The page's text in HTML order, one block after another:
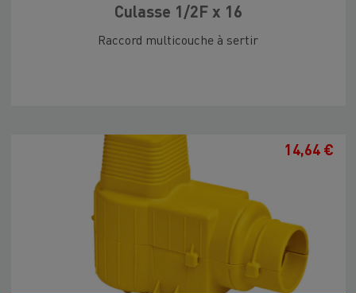
Culasse 1/2F x 16
Raccord multicouche à sertir
14,64 €